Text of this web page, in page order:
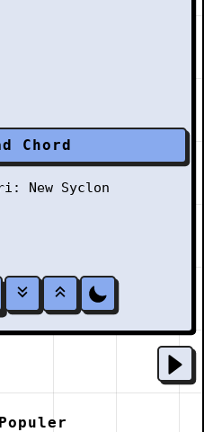
Chord
New Syclon